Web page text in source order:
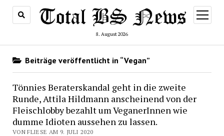
8. August 2026
Menü
öffnen
Beiträge veröffentlicht in “Vegan”
Tönnies Beraterskandal geht in die zweite
Runde, Attila Hildmann anscheinend von der
Fleischlobby bezahlt um VeganerInnen wie
dumme Idioten aussehen zu lassen.
VON FLIESE AM 9. JULI 2020